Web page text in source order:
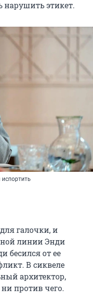
нарушить этикет.
галочки, и
линии Энди
бесился от ее
В сиквеле
архитектор,
против чего.